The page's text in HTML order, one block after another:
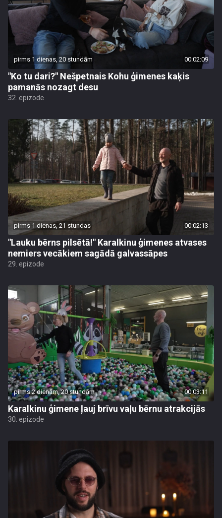
pirms 1 dienas, 20 stundām 00:02:09
"Ko tu dari?" Nešpetnais Kohu ģimenes kaķis
pamanās nozagt desu
32. epizode
pirms 1 dienas, 21 stundas 00:02:13
"Lauku bērns pilsētā!" Karalkinu ģimenes atvases
nemiers vecākiem sagādā galvassāpes
29. epizode
pirms 2 dienām, 20 stundām 00:03:11
Karalkinu ģimene ļauj brīvu vaļu bērnu atrakcijās
30. epizode